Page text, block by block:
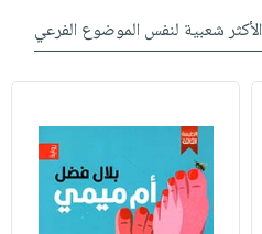
الأكثر شعبية لنفس الموضوع الفرعي